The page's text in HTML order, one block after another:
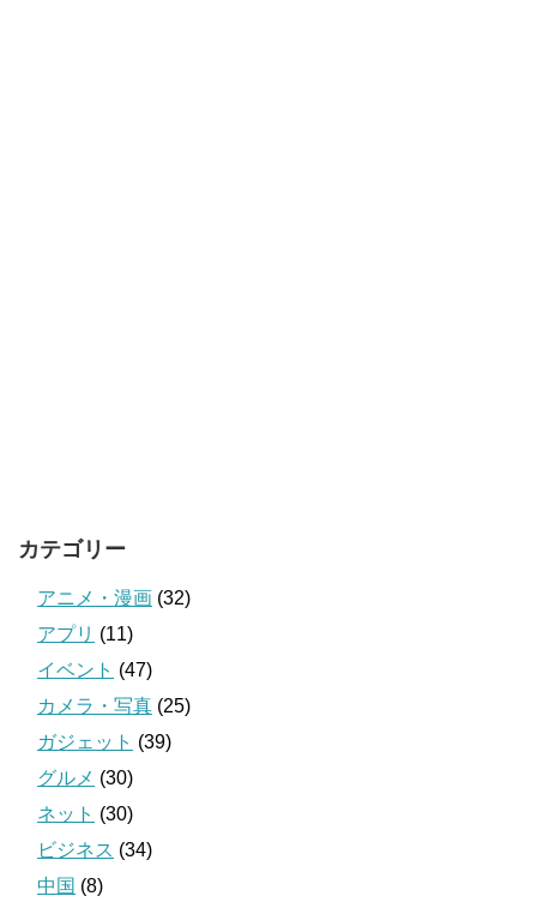
カテゴリー
アニメ・漫画 (32)
アプリ (11)
イベント (47)
カメラ・写真 (25)
ガジェット (39)
グルメ (30)
ネット (30)
ビジネス (34)
中国 (8)